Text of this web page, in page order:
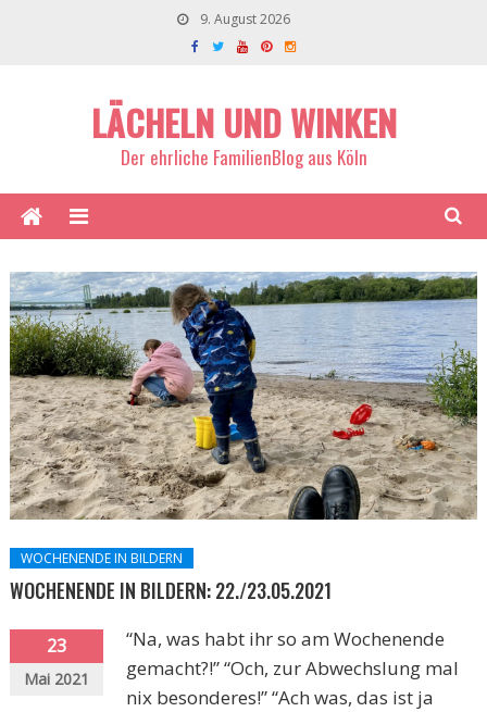
9. August 2026
LÄCHELN UND WINKEN
Der ehrliche FamilienBlog aus Köln
WOCHENENDE IN BILDERN
WOCHENENDE IN BILDERN: 22./23.05.2021
23
Mai 2021
“Na, was habt ihr so am Wochenende
gemacht?!” “Och, zur Abwechslung mal
nix besonderes!” “Ach was, das ist ja